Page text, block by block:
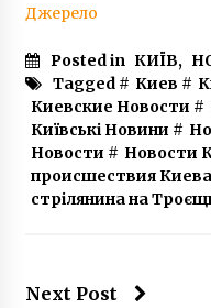
Джерело
Posted in КИЇВ,
Tagged # Киев #
Киевские Новости #
Київські Новини #
Новости # Новости
происшествия Киева
стрілянина на
Next Post